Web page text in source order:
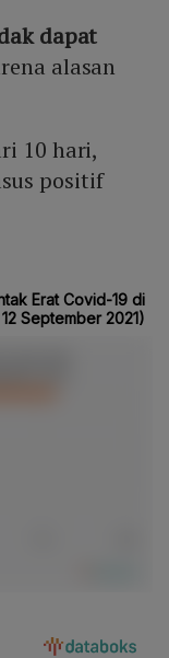
dapat
alasan
10 hari,
positif